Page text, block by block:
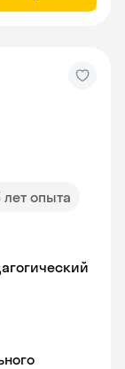
лет опыта